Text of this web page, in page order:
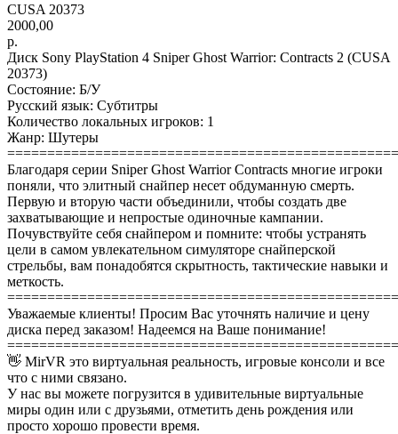
CUSA 20373
2000,00
р.
Диск Sony PlayStation 4 Sniper Ghost Warrior: Contracts 2 (CUSA
20373)
Состояние: Б/У
Русский язык: Субтитры
Количество локальных игроков: 1
Жанр: Шутеры
Благодаря серии Sniper Ghost Warrior Contracts многие игроки
поняли, что элитный снайпер несет обдуманную смерть.
Первую и вторую части объединили, чтобы создать две
захватывающие и непростые одиночные кампании.
Почувствуйте себя снайпером и помните: чтобы устранять
цели в самом увлекательном симуляторе снайперской
стрельбы, вам понадобятся скрытность, тактические навыки и
меткость.
Уважаемые клиенты! Просим Вас уточнять наличие и цену
диска перед заказом! Надеемся на Ваше понимание!
👋 MirVR это виртуальная реальность, игровые консоли и все
что с ними связано.
У нас вы можете погрузится в удивительные виртуальные
миры один или с друзьями, отметить день рождения или
просто хорошо провести время.